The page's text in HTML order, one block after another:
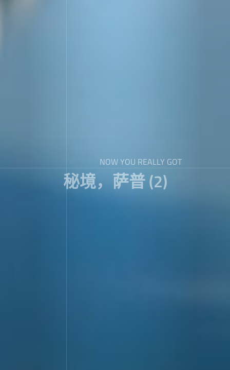
NOW YOU REALLY GOT
秘境，萨普 (2)